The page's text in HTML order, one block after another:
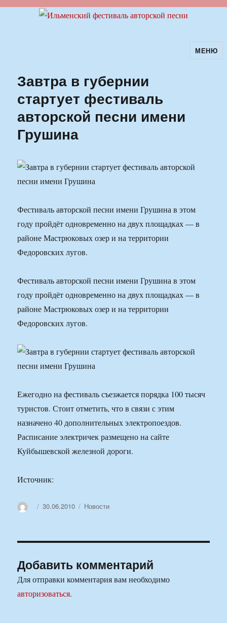
Ильменский фестиваль авторскойМЕНЮ
Завтра в губернии
стартует фестиваль
авторской песни имени
Грушина
Фестиваль авторской песни имени Грушина в этом
году пройдёт одновременно на двух площадках — в
районе Мастрюковых озер и на территории
Федоровских лугов.
Фестиваль авторской песни имени Грушина в этом
году пройдёт одновременно на двух площадках — в
районе Мастрюковых озер и на территории
Федоровских лугов.
Ежегодно на фестиваль съезжается порядка 100 тысяч
туристов. Стоит отметить, что в связи с этим
назначено 40 дополнительных электропоездов.
Расписание электричек размещено на сайте
Куйбышевской железной дороги.
Источник:
АвторОпубликовано
30.06.2010 Рубрики
Новости
Добавить комментарий
Для отправки комментария вам необходимо
авторизоваться.